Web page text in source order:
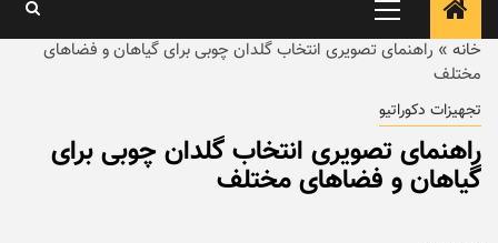
منوی
اصلی
خانه » راهنمای تصویری انتخاب گلدان چوبی برای گیاهان و فضاهای
مختلف
تجهیزات دکوراتیو
راهنمای تصویری انتخاب گلدان چوبی برای
گیاهان و فضاهای مختلف